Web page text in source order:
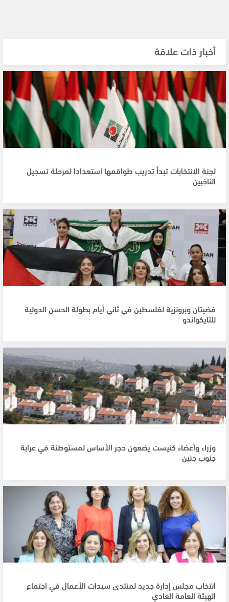
أخبار ذات علاقة
لجنة الانتخابات تبدأ تدريب طواقمها استعدادا لمرحلة تسجيل
الناخبين
فضيتان وبرونزية لفلسطين في ثاني أيام بطولة الحسن الدولية
للتايكواندو
وزراء وأعضاء كنيست يضعون حجر الأساس لمستوطنة في عرابة
جنوب جنين
انتخاب مجلس إدارة جديد لمنتدى سيدات الأعمال في اجتماع
الهيئة العامة العادي